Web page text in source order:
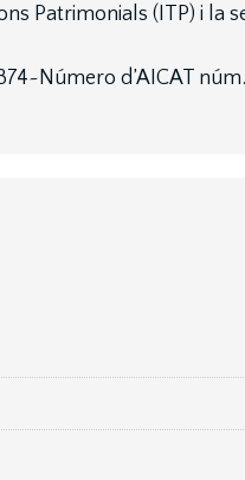
Patrimonials (ITP) i la
d’AICAT